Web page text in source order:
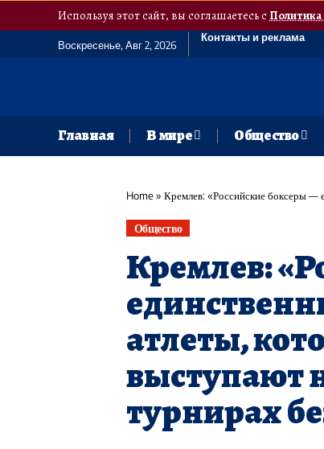
Используя этот сайт, вы соглашаетесь с
Воскресенье, Авг 2, 2026
Контакты и реклама
Главная В мире Общество
Home» Кремлев: «Российские боксеры —
Общество
Кремлев:
атлеты,
выступают
турнирах